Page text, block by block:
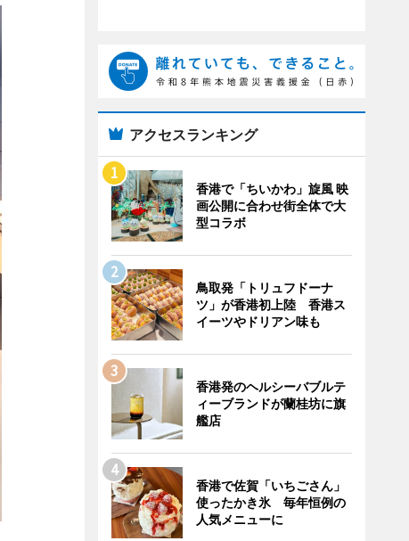
アクセスランキング
香港で「ちいかわ」旋風 映
画公開に合わせ街全体で大
型コラボ
鳥取発「トリュフドーナ
ツ」が香港初上陸 香港ス
イーツやドリアン味も
香港発のヘルシーバブルテ
ィーブランドが蘭桂坊に旗
艦店
香港で佐賀「いちごさん」
使ったかき氷 毎年恒例の
人気メニューに